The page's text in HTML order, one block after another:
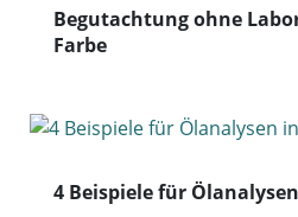
Begutachtung ohne
Farbe
4 Beispiele für